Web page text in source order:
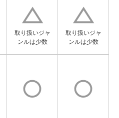
取り扱いジャ
ンルは少数
取り扱いジャ
ンルは少数